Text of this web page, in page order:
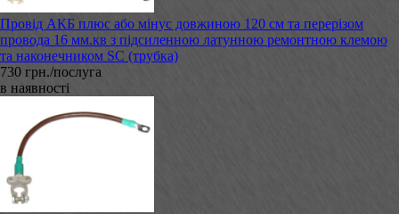
Провід АКБ плюс або мінус довжиною 120 см та перерізом
провода 16 мм.кв з підсиленною латунною ремонтною клемою
та наконечником SC (трубка)
730 грн./послуга
в наявності